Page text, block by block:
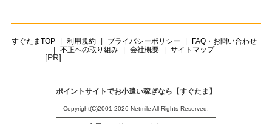
すぐたまTOP 利用規約 プライバシーポリシー
FAQ・お問い合わせ
不正への取り組み
会社概要 サイトマップ
[PR]
ポイントサイトでお小遣い稼ぎなら【すぐたま】
Copyright(C)2001-2026 Netmile All Rights Reserved.